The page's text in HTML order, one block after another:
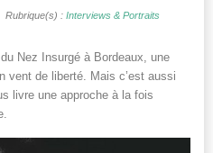
Rubrique(s) : Interviews & Portraits
Nez Insurgé à Bordeaux, une
vent de liberté. Mais c’est aussi
livre une approche à la fois